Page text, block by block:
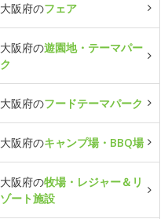
大阪府のフェア
大阪府の遊園地・テーマパー
ク
大阪府のフードテーマパーク
大阪府のキャンプ場・BBQ場
大阪府の牧場・レジャー＆リ
ゾート施設